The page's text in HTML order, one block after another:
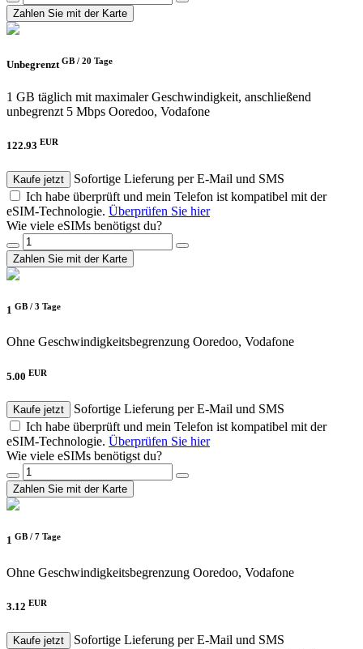
Zahlen Sie mit der Karte
UnbegrenztGB / 20 Tage
1 GB täglich mit maximaler Geschwindigkeit, anschließend
unbegrenzt 5 Mbps Ooredoo, Vodafone
122.93 EUR
Kaufe jetzt
Sofortige Lieferung per E-Mail und SMS
Ich habe überprüft und mein Telefon ist kompatibel mit der
eSIM-Technologie. Überprüfen Sie hier
Wie viele eSIMs benötigst du?
Zahlen Sie mit der Karte
1 GB / 3 Tage
Ohne Geschwindigkeitsbegrenzung Ooredoo, Vodafone
5.00 EUR
Kaufe jetzt
Sofortige Lieferung per E-Mail und SMS
Ich habe überprüft und mein Telefon ist kompatibel mit der
eSIM-Technologie. Überprüfen Sie hier
Wie viele eSIMs benötigst du?
Zahlen Sie mit der Karte
1 GB / 7 Tage
Ohne Geschwindigkeitsbegrenzung Ooredoo, Vodafone
3.12 EUR
Kaufe jetzt
Sofortige Lieferung per E-Mail und SMS